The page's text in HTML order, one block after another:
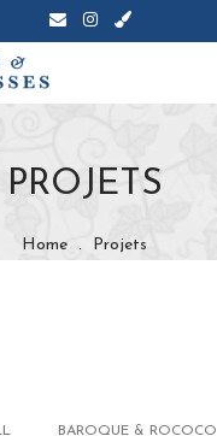
PROJETS
Home . Projets
BAROQUE & ROCOCO